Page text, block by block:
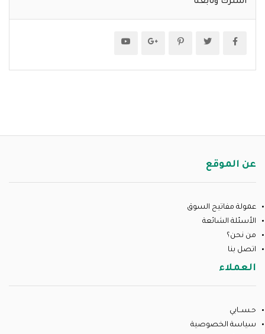
عن الموقع
عمولة مفاتيح السوق
الأسئلة الشائعة
من نحن؟
اتصل بنا
العملاء
حـســابي
سياسة الخصوصية